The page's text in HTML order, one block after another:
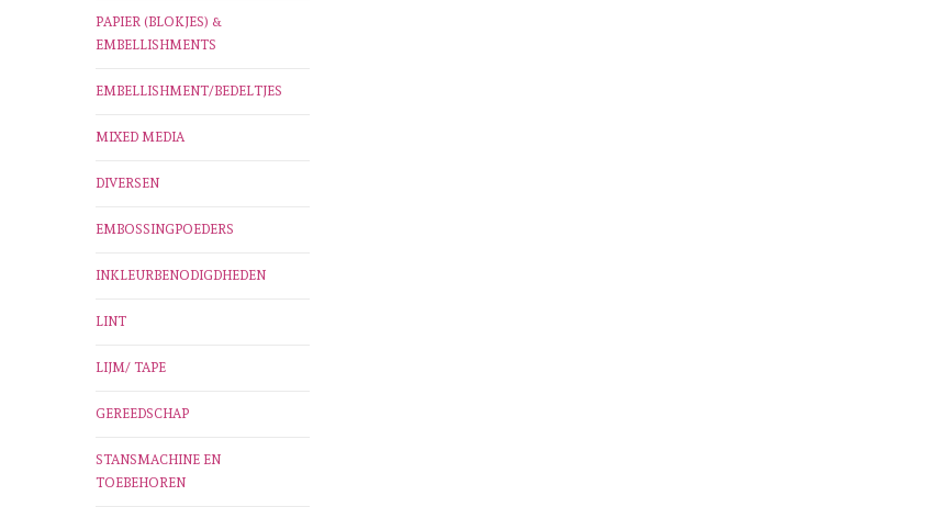
PAPIER (BLOKJES) &
EMBELLISHMENTS
EMBELLISHMENT/BEDELTJES
MIXED MEDIA
DIVERSEN
EMBOSSINGPOEDERS
INKLEURBENODIGDHEDEN
LINT
LIJM/ TAPE
GEREEDSCHAP
STANSMACHINE EN
TOEBEHOREN